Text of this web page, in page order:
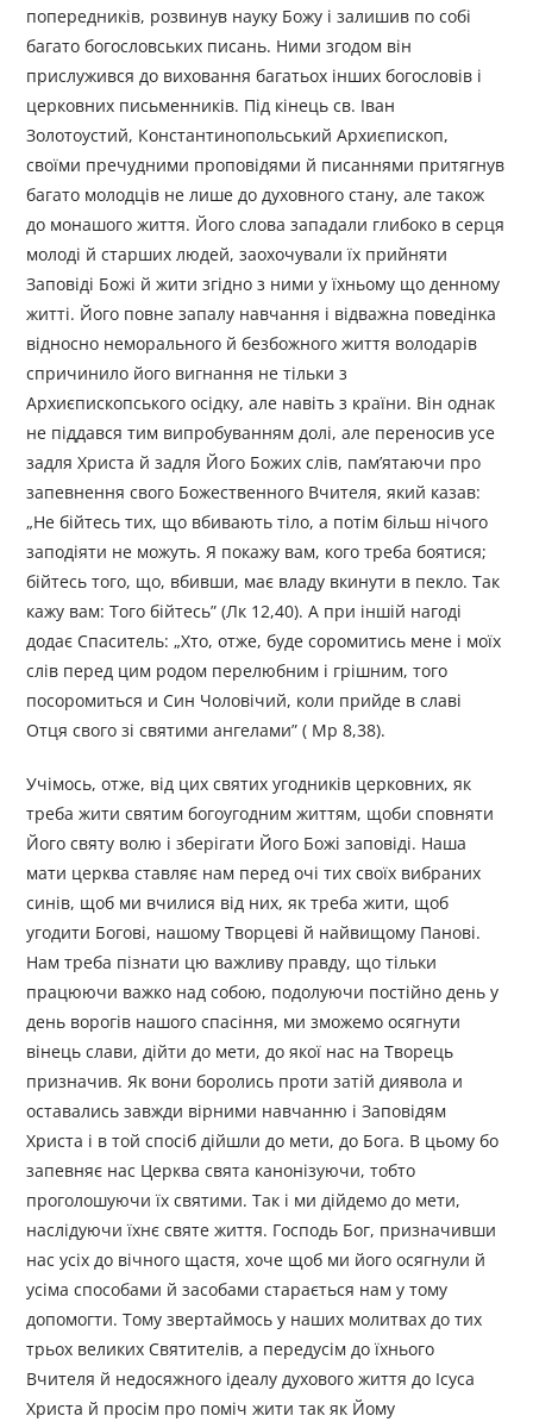
попередників, розвинув науку Божу і залишив по собі
багато богословських писань. Ними згодом він
прислужився до виховання багатьох інших богословів і
церковних письменників. Під кінець св. Іван
Золотоустий, Константинопольський Архиєпископ,
своїми пречудними проповідями й писаннями притягнув
багато молодців не лише до духовного стану, але також
до монашого життя. Його слова западали глибоко в серця
молоді й старших людей, заохочували їх прийняти
Заповіді Божі й жити згідно з ними у їхньому що денному
житті. Його повне запалу навчання і відважна поведінка
відносно неморального й безбожного життя володарів
спричинило його вигнання не тільки з
Архиєпископського осідку, але навіть з країни. Він однак
не піддався тим випробуванням долі, але переносив усе
задля Христа й задля Його Божих слів, пам’ятаючи про
запевнення свого Божественного Вчителя, який казав:
„Не бійтесь тих, що вбивають тіло, а потім більш нічого
заподіяти не можуть. Я покажу вам, кого треба боятися;
бійтесь того, що, вбивши, має владу вкинути в пекло. Так
кажу вам: Того бійтесь” (Лк 12,40). А при іншій нагоді
додає Спаситель: „Хто, отже, буде соромитись мене і моїх
слів перед цим родом перелюбним і грішним, того
посоромиться и Син Чоловічий, коли прийде в славі
Отця свого зі святими ангелами” ( Mp 8,38).
Учімось, отже, від цих святих угодників церковних, як
треба жити святим богоугодним життям, щоби сповняти
Його святу волю і зберігати Його Божі заповіді. Наша
мати церква ставляє нам перед очі тих своїх вибраних
синів, щоб ми вчилися від них, як треба жити, щоб
угодити Богові, нашому Творцеві й найвищому Панові.
Нам треба пізнати цю важливу правду, що тільки
працюючи важко над собою, подолуючи постійно день у
день ворогів нашого спасіння, ми зможемо осягнути
вінець слави, дійти до мети, до якої нас на Творець
призначив. Як вони боролись проти затій диявола и
оставались завжди вірними навчанню і Заповідям
Христа і в той спосіб дійшли до мети, до Бога. В цьому бо
запевняє нас Церква свята канонізуючи, тобто
проголошуючи їх святими. Так і ми дійдемо до мети,
наслідуючи їхнє святе життя. Господь Бог, призначивши
нас усіх до вічного щастя, хоче щоб ми його осягнули й
усіма способами й засобами старається нам у тому
допомогти. Тому звертаймось у наших молитвах до тих
трьох великих Святителів, а передусім до їхнього
Вчителя й недосяжного ідеалу духового життя до Ісуса
Христа й просім про поміч жити так як Йому